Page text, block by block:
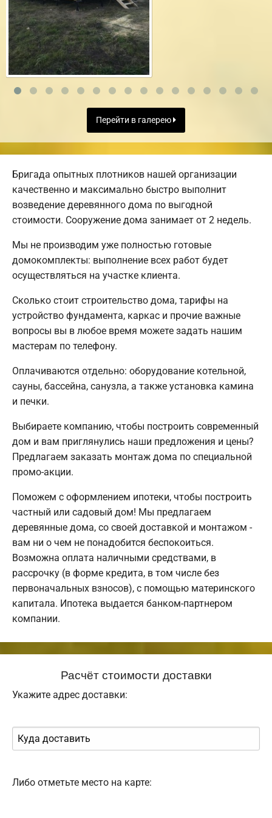
Перейти в галерею
Бригада опытных плотников нашей организации
качественно и максимально быстро выполнит
возведение деревянного дома по выгодной
стоимости. Сооружение дома занимает от 2 недель.
Мы не производим уже полностью готовые
домокомплекты: выполнение всех работ будет
осуществляться на участке клиента.
Сколько стоит строительство дома, тарифы на
устройство фундамента, каркас и прочие важные
вопросы вы в любое время можете задать нашим
мастерам по телефону.
Оплачиваются отдельно: оборудование котельной,
сауны, бассейна, санузла, а также установка камина
и печки.
Выбираете компанию, чтобы построить современный
дом и вам приглянулись наши предложения и цены?
Предлагаем заказать монтаж дома по специальной
промо-акции.
Поможем с оформлением ипотеки, чтобы построить
частный или садовый дом! Мы предлагаем
деревянные дома, со своей доставкой и монтажом -
вам ни о чем не понадобится беспокоиться.
Возможна оплата наличными средствами, в
рассрочку (в форме кредита, в том числе без
первоначальных взносов), с помощью материнского
капитала. Ипотека выдается банком-партнером
компании.
Расчёт стоимости доставки
Укажите адрес доставки:
Либо отметьте место на карте: